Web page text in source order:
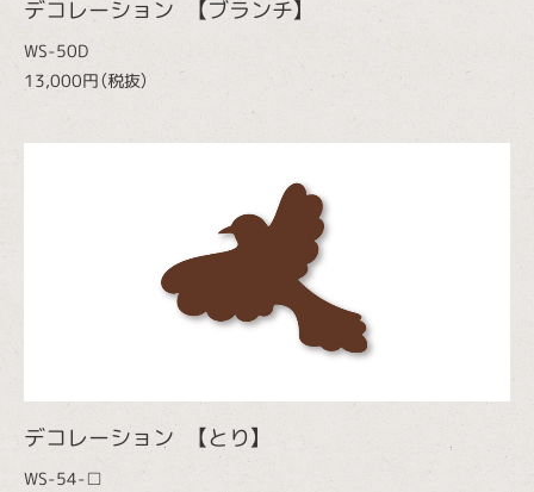
デコレーション 【ブランチ】
WS-50D
13,000円（税抜）
デコレーション 【とり】
WS-54-□